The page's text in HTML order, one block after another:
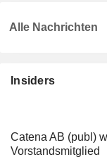
Insiders
Catena AB (publ)
Vorstandsmitglied
Alle Nachrichten